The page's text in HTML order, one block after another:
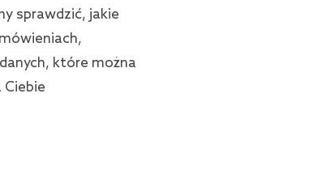
sprawdzić, jakie
które można